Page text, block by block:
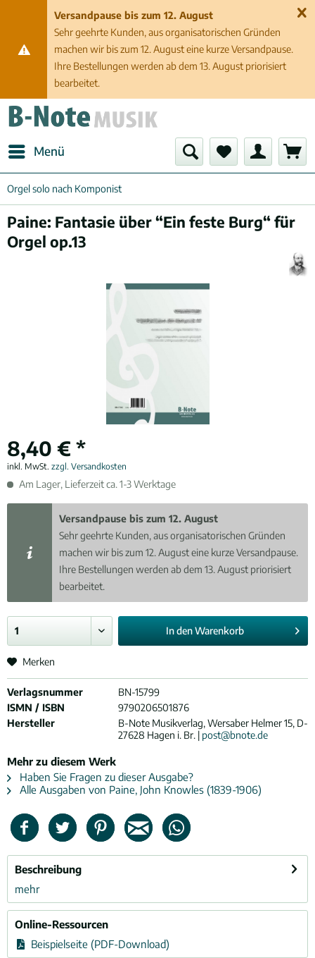
Versandpause bis zum 12. August
Sehr geehrte Kunden, aus organisatorischen Gründen
machen wir bis zum 12. August eine kurze Versandpause.
Ihre Bestellungen werden ab dem 13. August priorisiert
bearbeitet.
Menü
Orgel solo nach Komponist
Paine: Fantasie über “Ein feste Burg“ für
Orgel op.13
8,40 € *
inkl. MwSt. zzgl. Versandkosten
Am Lager, Lieferzeit ca. 1-3 Werktage
Versandpause bis zum 12. August
Sehr geehrte Kunden, aus organisatorischen Gründen
machen wir bis zum 12. August eine kurze Versandpause.
Ihre Bestellungen werden ab dem 13. August priorisiert
bearbeitet.
In denWarenkorb
Merken
Verlagsnummer
BN-15799
ISMN / ISBN
9790206501876
Hersteller
B-Note Musikverlag, Wersaber Helmer 15, D-
27628 Hagen i. Br. | post@bnote.de
Mehr zu diesem Werk
Haben Sie Fragen zu dieser Ausgabe?
Alle Ausgaben von Paine, John Knowles (1839-1906)
Beschreibung
mehr
Online-Ressourcen
Beispielseite (PDF-Download)